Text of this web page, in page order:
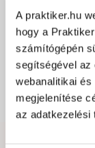
A praktiker.hu
hogy a
számítógépén
segítségével az
webanalitikai
megjelenítése
az adatkezelési
Jótállás,